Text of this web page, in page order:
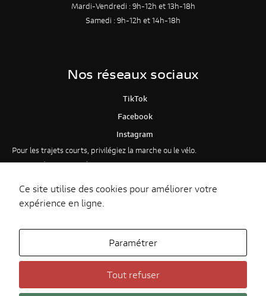
Mardi-Vendredi : 9h-12h et 13h-18h
Samedi : 9h-12h et 14h-18h
Nos réseaux sociaux
TikTok
Facebook
Instagram
Pour les trajets courts, privilégiez la marche ou le vélo.
Au quotidien, prenez les transports en commun.
#SeDéplacerMoinsPolluer
© Ducati Metz
Ce site utilise des cookies pour améliorer votre
expérience en ligne.
Paramétrer
Tout refuser